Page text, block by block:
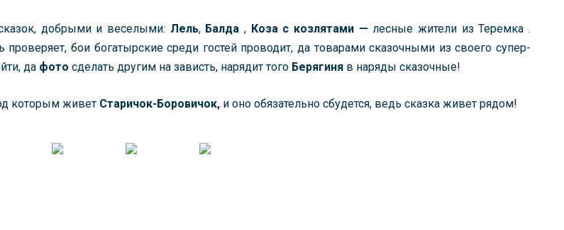
добрыми и веселыми: Лель, Балда , Коза с козлятами — лесные жители из Теремка .
проверяет, бои богатырские среди гостей проводит, да товарами сказочными из своего супер-
да фото сделать другим на зависть, нарядит того Берягиня в наряды сказочные!
которым живет Старичок-Боровичок, и оно обязательно сбудется, ведь сказка живет рядом!